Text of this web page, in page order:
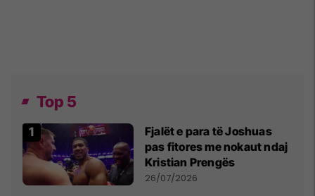
Top 5
Fjalët e para të Joshuas
pas fitores me nokaut ndaj
Kristian Prengës
26/07/2026